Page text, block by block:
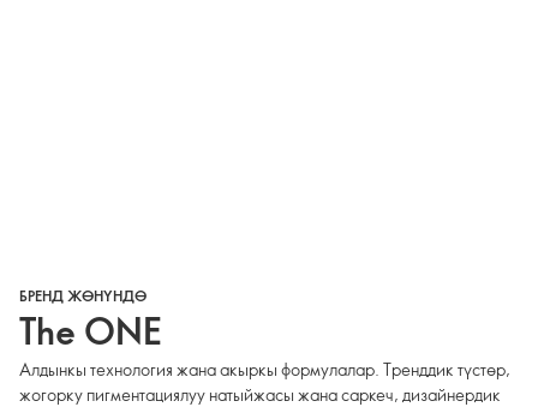
БРЕНД ЖӨНҮНДӨ
The ONE
Алдынкы технология жана акыркы формулалар. Тренддик түстөр,
жогорку пигментациялуу натыйжасы жана саркеч, дизайнердик